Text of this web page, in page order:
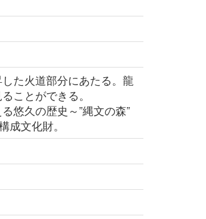
た火道部分にあたる。龍
ことができる。
悠久の歴史～”縄文の森”
成文化財。